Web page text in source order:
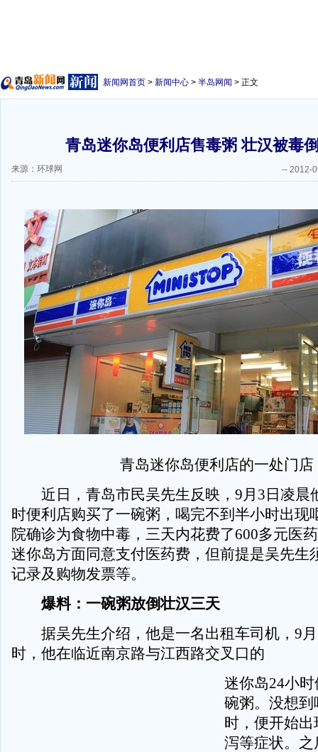
新闻网首页 > 新闻中心 > 半岛网闻 > 正文
青岛迷你岛便利店售毒粥 壮汉被毒
来源：环球网 -- 2012-
青岛迷你岛便利店的一处门店
近日，青岛市民吴先生反映，9月3日凌晨
时便利店购买了一碗粥，喝完不到半小时出现
院确诊为食物中毒，三天内花费了600多元医
迷你岛方面同意支付医药费，但前提是吴先生
记录及购物发票等。
爆料：一碗粥放倒壮汉三天
据吴先生介绍，他是一名出租车司机，9月
时，他在临近南京路与江西路交叉口的
迷你岛24小
碗粥。没想
时，便开始
泻等症状。